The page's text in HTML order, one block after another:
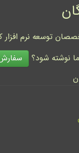
نوشته شود؟
سفارش